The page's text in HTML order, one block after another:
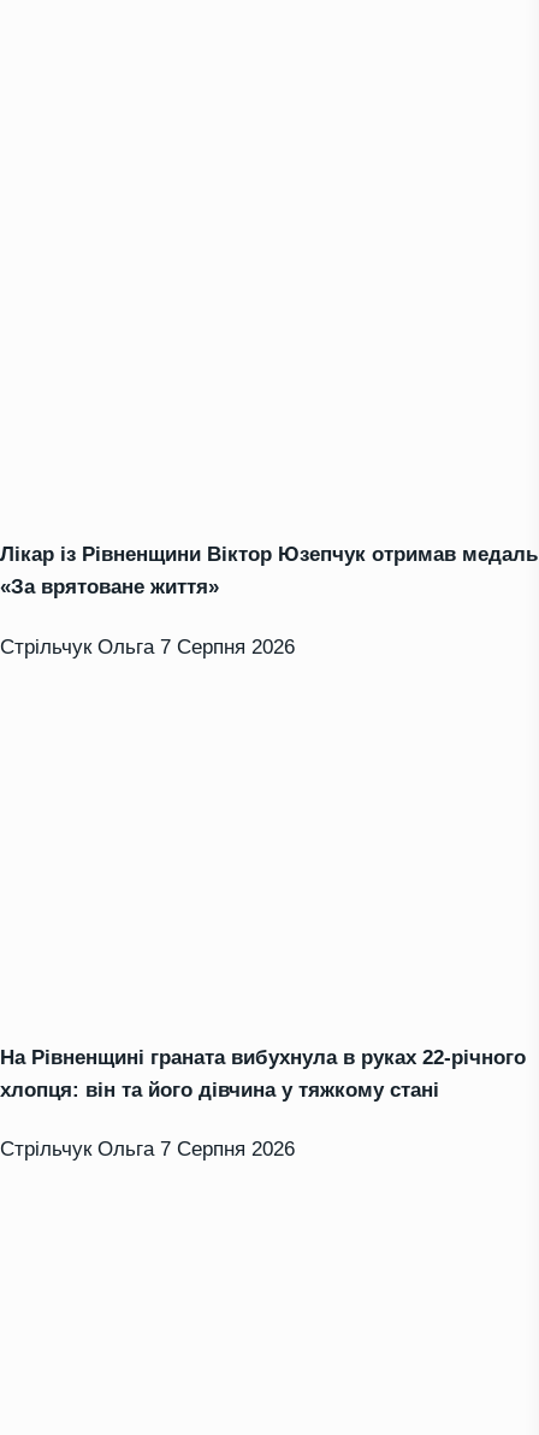
Лікар із Рівненщини Віктор Юзепчук отримав медаль
«За врятоване життя»
Стрільчук Ольга 7 Серпня 2026
На Рівненщині граната вибухнула в руках 22-річного
хлопця: він та його дівчина у тяжкому стані
Стрільчук Ольга 7 Серпня 2026